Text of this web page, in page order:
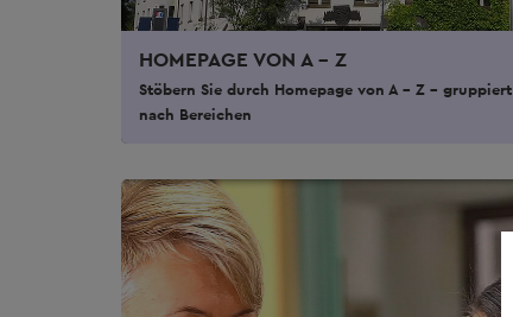
HOMEPAGE VON A - Z
Stöbern Sie durch Homepage von A - Z - gruppiert
nach Bereichen